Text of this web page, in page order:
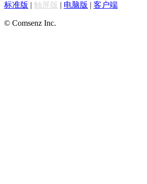
标准版 | 触屏版 | 电脑版 | 客户端
© Comsenz Inc.